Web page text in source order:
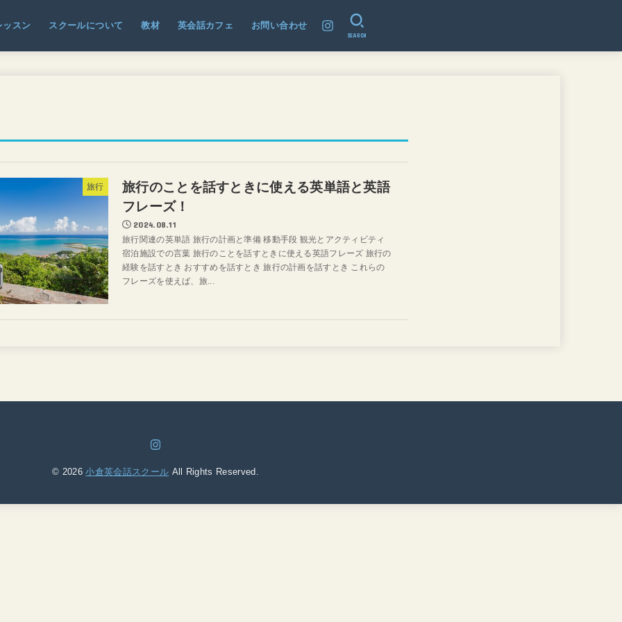
ッスン スクールについて 教材 英会話カフェ お問い合わせ
SEARCH
旅行
旅行のことを話すときに使える英単語と英語
フレーズ！
2024.08.11
旅行関連の英単語 旅行の計画と準備 移動手段 観光とアクティビティ
宿泊施設での言葉 旅行のことを話すときに使える英語フレーズ 旅行の
経験を話すとき おすすめを話すとき 旅行の計画を話すとき これらの
フレーズを使えば、旅...
© 2026小倉英会話スクール All Rights Reserved.